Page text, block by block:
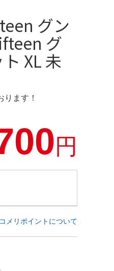
グン
グ
XL 未
ます！
円
コメリポイントについて